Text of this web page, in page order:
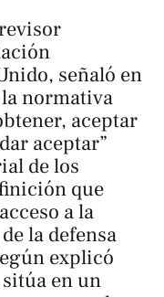
señaló en
normativa
aceptar
aceptar”
de los
que
a la
la defensa
explicó
en un